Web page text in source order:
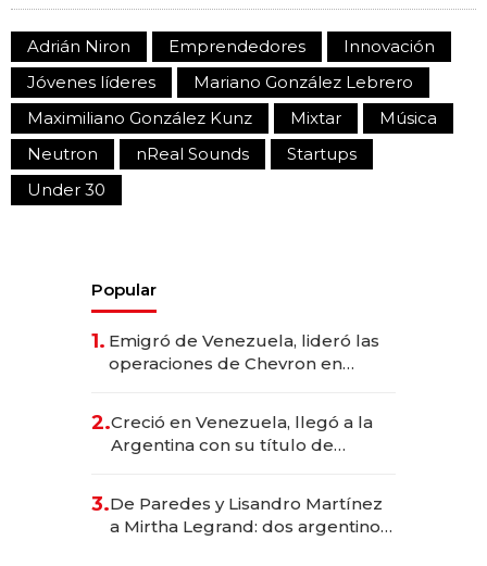
Adrián Niron Emprendedores
Innovación
Jóvenes líderes
Mariano González Lebrero
Maximiliano González Kunz
Mixtar
Música
Neutron
nReal Sounds
Startups
Under 30
Popular
1. Emigró de Venezuela, lideró las
operaciones de Chevron en
2.Creció en Venezuela, llegó a la
Argentina con su título de
las marcas "fast premium"
3.De Paredes y Lisandro Martínez
a Mirtha Legrand: dos argentinos